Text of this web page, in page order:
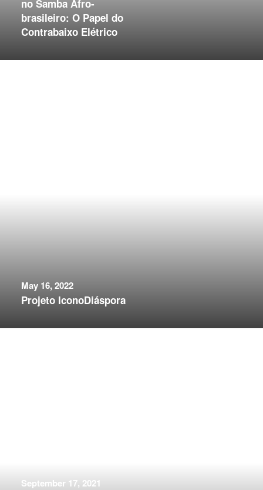
no Samba Afro-
brasileiro: O Papel do
Contrabaixo Elétrico
May 16, 2022
Projeto IconoDiáspora
September 17, 2021